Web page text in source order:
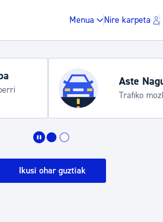
Menua Nire karpeta
Gune publikoa,
Aste Nagusia
Abuztuak 8-15
Ikusi ohar guztiak